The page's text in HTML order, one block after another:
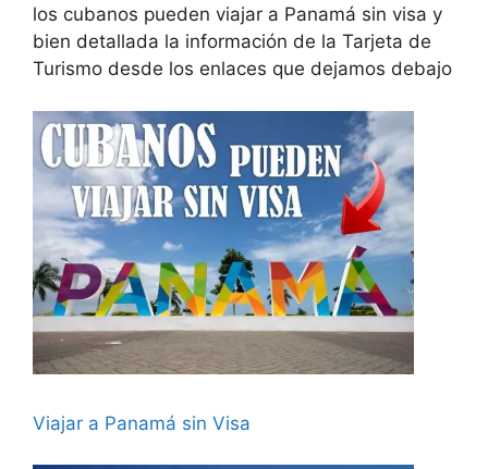
los cubanos pueden viajar a Panamá sin visa y
bien detallada la información de la Tarjeta de
Turismo desde los enlaces que dejamos debajo
Viajar a Panamá sin Visa